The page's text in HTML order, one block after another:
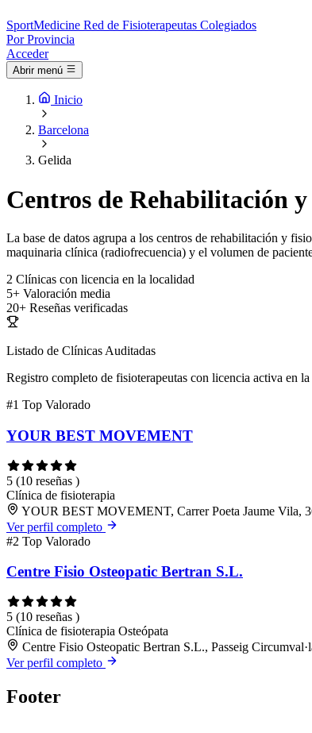
SportMedicine Red de Fisioterapeutas Colegiados
Por Provincia
Acceder
Abrir menú
Inicio
Barcelona
Gelida
Centros de Rehabilitación
La base de datos agrupa a los centros de rehabilitación y
maquinaria clínica (radiofrecuencia) y el volumen de
2 Clínicas con licencia en la localidad
5+ Valoración media
20+ Reseñas verificadas
Listado de Clínicas Auditadas
Registro completo de fisioterapeutas con licencia activa en
#1 Top Valorado
YOUR BEST MOVEMENT
5 (10 reseñas )
Clínica de fisioterapia
YOUR BEST MOVEMENT, Carrer Poeta Jaume Vila,
Ver perfil completo
#2 Top Valorado
Centre Fisio Osteopatic Bertran S.L.
5 (10 reseñas )
Clínica de fisioterapia Osteópata
Centre Fisio Osteopatic Bertran S.L., Passeig
Ver perfil completo
Footer